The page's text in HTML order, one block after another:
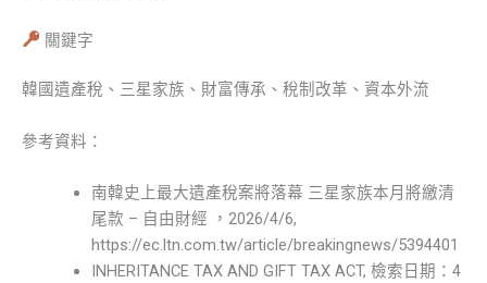
關鍵字
韓國遺產稅、三星家族、財富傳承、稅制改革、資本外流
參考資料：
南韓史上最大遺產稅案將落幕 三星家族本月將繳清
尾款 – 自由財經 ，2026/4/6,
https://ec.ltn.com.tw/article/breakingnews/5394401
INHERITANCE TAX AND GIFT TAX ACT, 檢索日期：4